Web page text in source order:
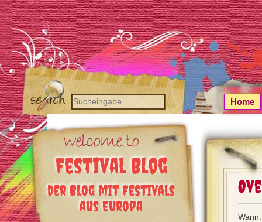
Festival Blog
der Blog mit Festivals
aus Europa
Home